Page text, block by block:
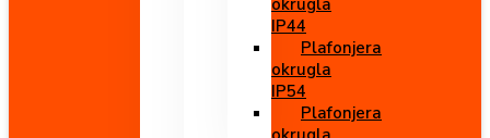
okrugla
IP44
Plafonjera
okrugla
IP54
Plafonjera